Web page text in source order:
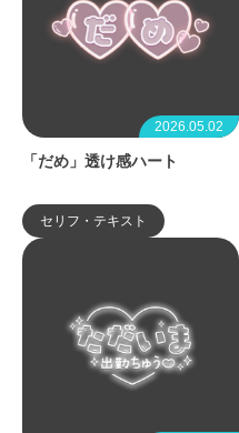
2026.05.02
「だめ」透け感ハート
セリフ・テキスト